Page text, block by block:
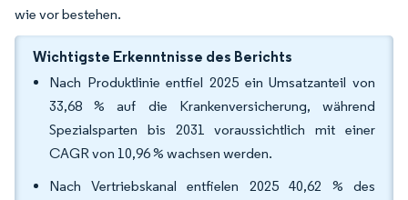
wie vor bestehen.
Wichtigste Erkenntnisse des Berichts
Nach Produktlinie entfiel 2025 ein Umsatzanteil von
33,68 % auf die Krankenversicherung, während
Spezialsparten bis 2031 voraussichtlich mit einer
CAGR von 10,96 % wachsen werden.
Nach Vertriebskanal entfielen 2025 40,62 % des